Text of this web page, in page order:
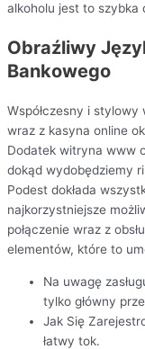
alkoholu jest to szybka
Obraźliwy
Bankowego
Współczesny i
wraz z kasyna online
Dodatek witryna www
dokąd wydobędziemy
Podest dokłada
najkorzystniejsze
połączenie wraz z
elementów, które to
Na uwagę
tylko główny
Jak Się
łatwy tok.